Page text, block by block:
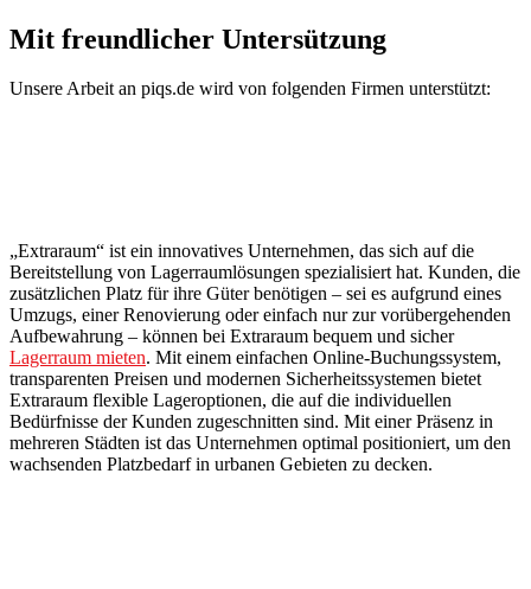
Mit freundlicher Untersützung
Unsere Arbeit an piqs.de wird von folgenden Firmen unterstützt:
„Extraraum“ ist ein innovatives Unternehmen, das sich auf die
Bereitstellung von Lagerraumlösungen spezialisiert hat. Kunden, die
zusätzlichen Platz für ihre Güter benötigen – sei es aufgrund eines
Umzugs, einer Renovierung oder einfach nur zur vorübergehenden
Aufbewahrung – können bei Extraraum bequem und sicher
Lagerraum mieten. Mit einem einfachen Online-Buchungssystem,
transparenten Preisen und modernen Sicherheitssystemen bietet
Extraraum flexible Lageroptionen, die auf die individuellen
Bedürfnisse der Kunden zugeschnitten sind. Mit einer Präsenz in
mehreren Städten ist das Unternehmen optimal positioniert, um den
wachsenden Platzbedarf in urbanen Gebieten zu decken.